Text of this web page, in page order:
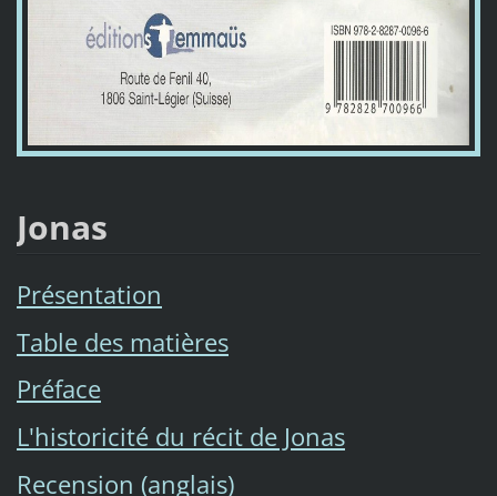
Jonas
Présentation
Table des matières
Préface
L'historicité du récit de Jonas
Recension (anglais)